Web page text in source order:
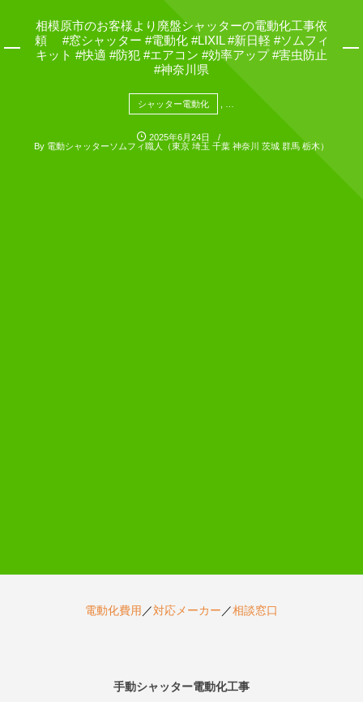
相模原市のお客様より廃盤シャッターの電動化工事依
頼 #窓シャッター #電動化 #LIXIL #新日軽 #ソムフィ
キット #快適 #防犯 #エアコン #効率アップ #害虫防止
#神奈川県
シャッター電動化
2025年6月24日
By 電動シャッターソムフィ職人（東京 埼玉 千葉 神奈川 茨城 群馬 栃木）
電動化費用 ／対応メーカー／相談窓口
手動シャッター電動化工事